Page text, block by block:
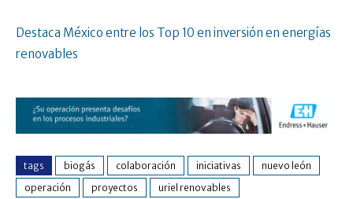
Destaca México entre los Top 10 en inversión en energías
renovables
tags biogás colaboración iniciativas
nuevo león
operación
proyectos uriel renovables